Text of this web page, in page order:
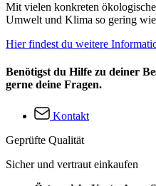
Mit vielen konkreten
Umwelt und Klima so gering
Hier findest du weitere
Benötigst du Hilfe zu deiner
gerne deine Fragen.
Kontakt
Geprüfte Qualität
Sicher und vertraut einkaufen